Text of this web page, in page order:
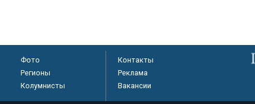
Фото
Регионы
Колумнисты
Контакты
Реклама
Вакансии